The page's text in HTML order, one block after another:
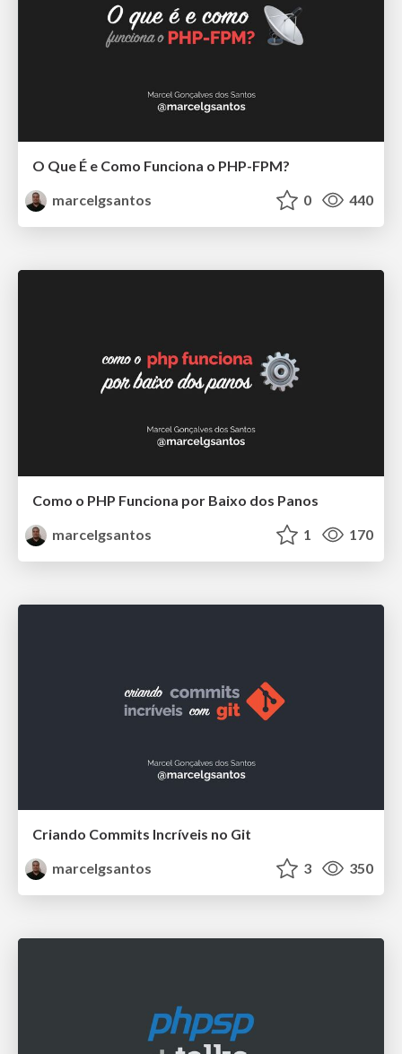
O Que É e Como Funciona o PHP-FPM?
marcelgsantos
0 440
Como o PHP Funciona por Baixo dos Panos
marcelgsantos
1 170
Criando Commits Incríveis no Git
marcelgsantos
3 350